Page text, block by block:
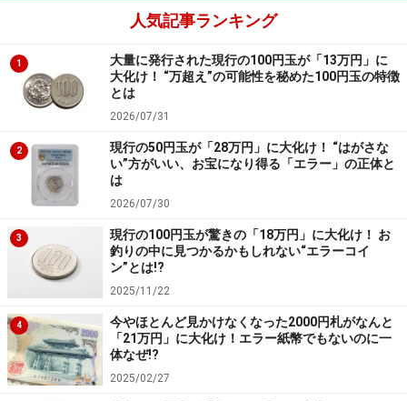
人気記事ランキング
1
大量に発行された現行の100円玉が「13万円」に
大化け！ “万超え”の可能性を秘めた100円玉の特徴
とは
2026/07/31
2
現行の50円玉が「28万円」に大化け！ “はがさな
い”方がいい、お宝になり得る「エラー」の正体と
は
2026/07/30
3
現行の100円玉が驚きの「18万円」に大化け！ お
釣りの中に見つかるかもしれない“エラーコイ
ン”とは!?
2025/11/22
4
今やほとんど見かけなくなった2000円札がなんと
「21万円」に大化け！エラー紙幣でもないのに一
体なぜ!?
2025/02/27